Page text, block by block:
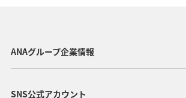
ANAグループ企業情報
SNS公式アカウント